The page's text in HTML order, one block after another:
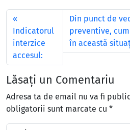
Indicatorul
interzice
accesul:
Din punct de
preventive,
în această
Lăsați un Comentariu
Adresa ta de email nu va fi
obligatorii sunt marcate cu *